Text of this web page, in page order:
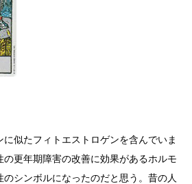
似たフィトエストロゲンを含んでいま
更年期障害の改善に効果があるホルモ
のシンボルになったのだと思う。昔の人